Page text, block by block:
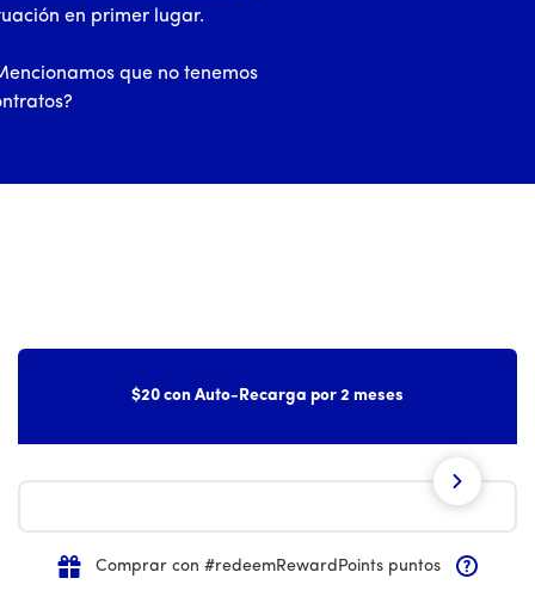
en primer lugar.
que no tenemos
$20 con Auto-Recarga por 2 meses
Comprar con #redeemRewardPoints puntos